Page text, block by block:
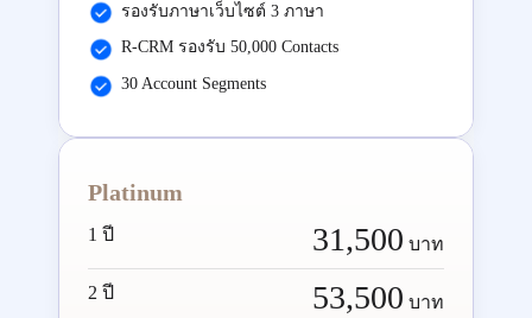
รองรับภาษาเว็บไซต์ 3 ภาษา
R-CRM รองรับ 50,000 Contacts
30 Account Segments
Platinum
1 ปี 31,500 บาท
2 ปี 53,500 บาท